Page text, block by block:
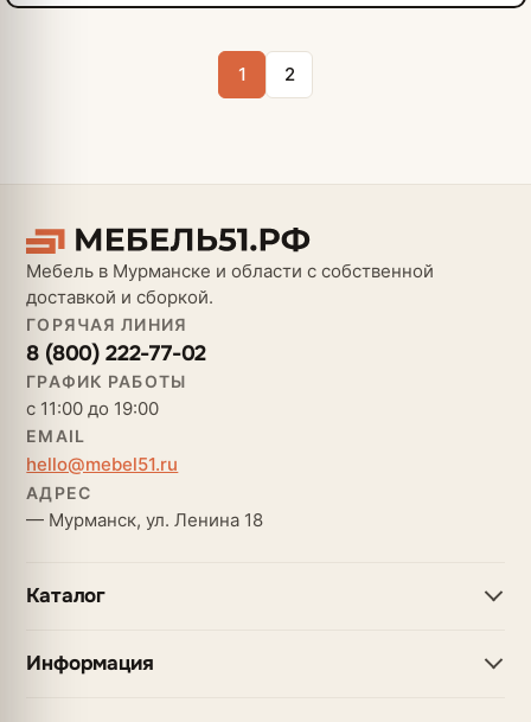
1 2
Мебель в Мурманске и области с собственной
доставкой и сборкой.
ГОРЯЧАЯ ЛИНИЯ
8 (800) 222-77-02
ГРАФИК РАБОТЫ
с 11:00 до 19:00
EMAIL
hello@mebel51.ru
АДРЕС
— Мурманск, ул. Ленина 18
Каталог
Информация